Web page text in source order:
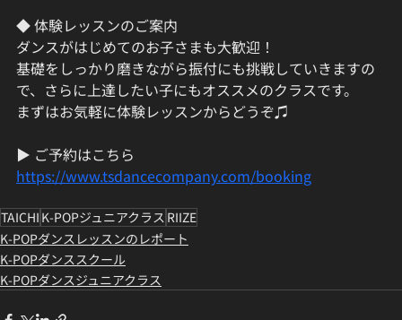
◆ 体験レッスンのご案内
ダンスがはじめてのお子さまも大歓迎！
基礎をしっかり磨きながら振付にも挑戦していきますの
で、さらに上達したい子にもオススメのクラスです。
まずはお気軽に体験レッスンからどうぞ♫
▶ ご予約はこちら
https://www.tsdancecompany.com/booking
TAICHI K-POPジュニアクラス RIIZE
K-POPダンスレッスンのレポート
K-POPダンススクール
K-POPダンスジュニアクラス